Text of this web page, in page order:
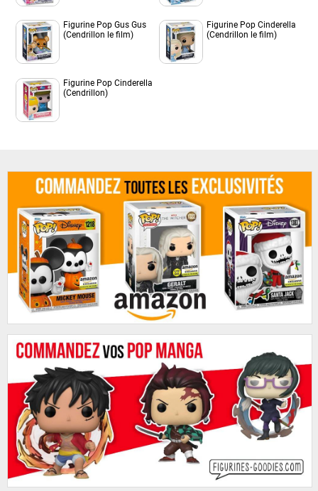
Figurine Pop Gus Gus
(Cendrillon le film)
Figurine Pop Cinderella
(Cendrillon le film)
Figurine Pop Cinderella
(Cendrillon)